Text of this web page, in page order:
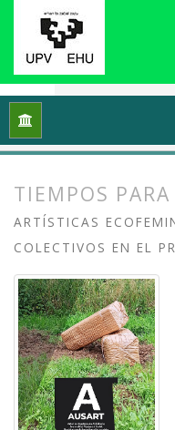
Inicio
TIEMPOS
ARTÍSTICAS
COLECTIVOS EN EL